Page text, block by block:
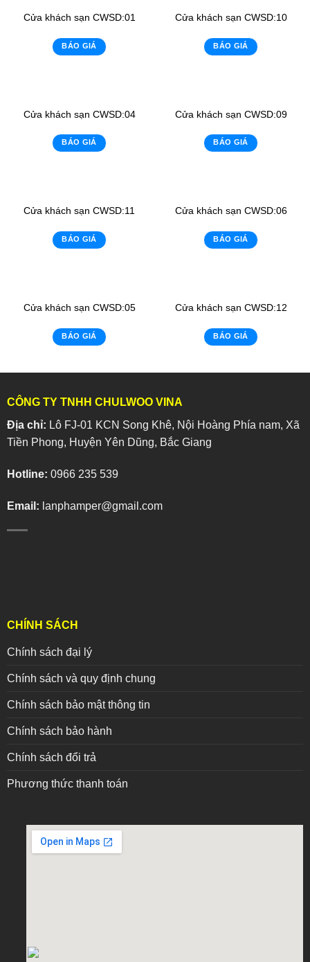
Cửa khách sạn CWSD:01
BÁO GIÁ
Cửa khách sạn CWSD:10
BÁO GIÁ
Cửa khách sạn CWSD:04
BÁO GIÁ
Cửa khách sạn CWSD:09
BÁO GIÁ
Cửa khách sạn CWSD:11
BÁO GIÁ
Cửa khách sạn CWSD:06
BÁO GIÁ
Cửa khách sạn CWSD:05
BÁO GIÁ
Cửa khách sạn CWSD:12
BÁO GIÁ
CÔNG TY TNHH CHULWOO VINA
Địa chỉ: Lô FJ-01 KCN Song Khê, Nội Hoàng Phía nam, Xã
Tiền Phong, Huyện Yên Dũng, Bắc Giang
Hotline: 0966 235 539
Email: lanphamper@gmail.com
CHÍNH SÁCH
Chính sách đại lý
Chính sách và quy định chung
Chính sách bảo mật thông tin
Chính sách bảo hành
Chính sách đổi trả
Phương thức thanh toán